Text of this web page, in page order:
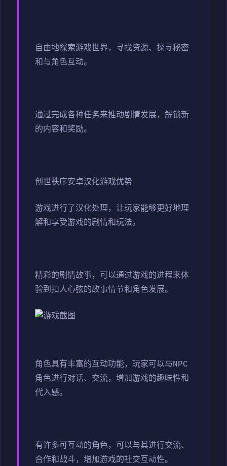
自由地探索游戏世界，寻找资源、探寻秘密
和与角色互动。
通过完成各种任务来推动剧情发展，解锁新
的内容和奖励。
创世秩序安卓汉化游戏优势
游戏进行了汉化处理，让玩家能够更好地理
解和享受游戏的剧情和玩法。
精彩的剧情故事，可以通过游戏的进程来体
验到扣人心弦的故事情节和角色发展。
角色具有丰富的互动功能，玩家可以与NPC
角色进行对话、交流，增加游戏的趣味性和
代入感。
有许多可互动的角色，可以与其进行交流、
合作和战斗，增加游戏的社交互动性。